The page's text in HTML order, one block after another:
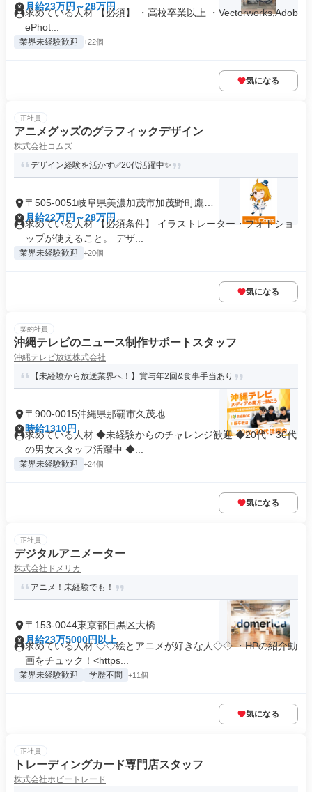
月給23万円～28万円
求めている人材 【必須】 ・高校卒業以上 ・Vectorworks,Adob
ePhot...
業界未経験歓迎 +22個
気になる
正社員
アニメグッズのグラフィックデザイン
株式会社コムズ
デザイン経験を活かす✅20代活躍中✨
〒505-0051岐阜県美濃加茂市加茂野町鷹之
巣
月給22万円～28万円
求めている人材 【必須条件】 イラストレーター・フォトショ
ップが使えること。 デザ...
業界未経験歓迎 +20個
気になる
契約社員
沖縄テレビのニュース制作サポートスタッフ
沖縄テレビ放送株式会社
【未経験から放送業界へ！】賞与年2回&食事手当あり
〒900-0015沖縄県那覇市久茂地
時給1310円
求めている人材 ◆未経験からのチャレンジ歓迎 ◆20代・30代
の男女スタッフ活躍中 ◆...
業界未経験歓迎 +24個
気になる
正社員
デジタルアニメーター
株式会社ドメリカ
アニメ！未経験でも！
〒153-0044東京都目黒区大橋
月給23万5000円以上
求めている人材 ◇◇絵とアニメが好きな人◇◇ ・HPの紹介動
画をチュック！<https...
業界未経験歓迎 学歴不問 +11個
気になる
正社員
トレーディングカード専門店スタッフ
株式会社ホビートレード